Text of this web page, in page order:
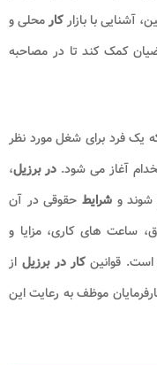
آشنایی با بازارکارمحلی و
کمک کند تا در مصاحبه
یک فرد برای شغل مورد نظر
آغاز می شود. در برزیل،
شوند و شرایط حقوقی در آن
ساعت های کاری، مزایا و
است. قوانینکار در برزیل از
موظف به رعایت این